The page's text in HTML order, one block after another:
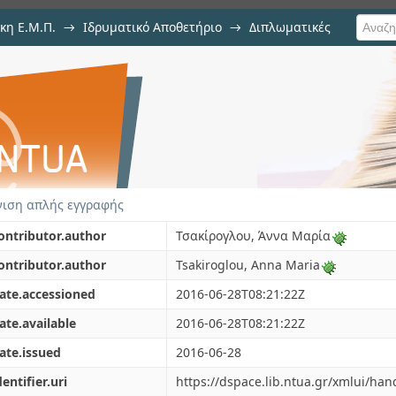
Ε.Μ.Π. → Ιδρυματικό Αποθετήριο → Διπλωματικές
των αλληλεπιδράσεων
φυτικής προέλευσης.
απλής εγγραφής
Τσακίρογλου, Άννα Μαρία
Tsakiroglou, Anna Maria
2016-06-28T08:21:22Z
2016-06-28T08:21:22Z
2016-06-28
https://dspace.lib.ntua.gr/xmlui/